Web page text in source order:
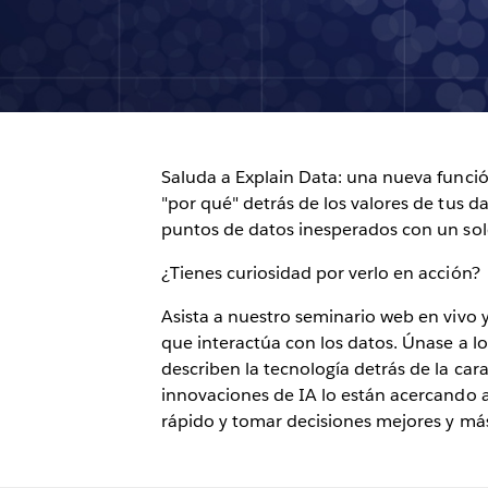
Saluda a Explain Data: una nueva
"por qué" detrás de los valores de tus
puntos de datos inesperados con un
¿Tienes curiosidad por verlo en acción?
Asista a nuestro seminario web en
que interactúa con los datos. Únase a
describen la tecnología detrás de la
innovaciones de IA lo están acercando
rápido y tomar decisiones mejores y